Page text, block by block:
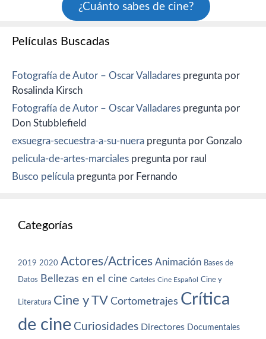
¿Cuánto sabes de cine?
Películas Buscadas
Fotografía de Autor – Oscar Valladares pregunta por
Rosalinda Kirsch
Fotografía de Autor – Oscar Valladares pregunta por
Don Stubblefield
exsuegra-secuestra-a-su-nuera pregunta por Gonzalo
pelicula-de-artes-marciales pregunta por raul
Busco película pregunta por Fernando
Categorías
2019 2020 Actores/Actrices Animación Bases de
Datos Bellezas en el cine Carteles Cine Español Cine y
Literatura Cine y TV Cortometrajes Crítica
de cine Curiosidades Directores Documentales